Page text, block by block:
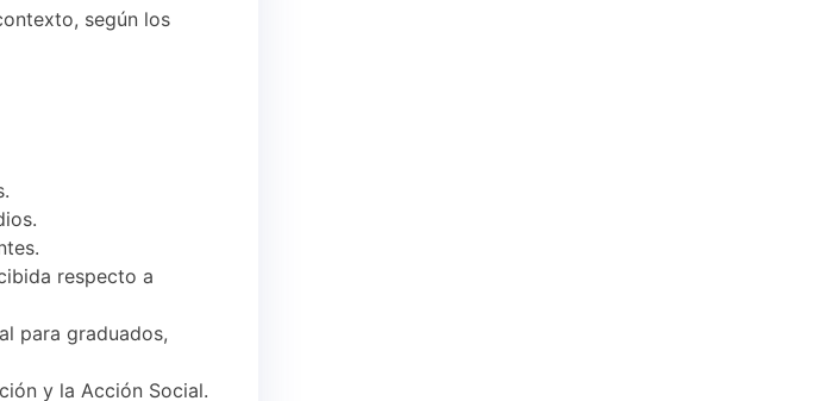
según los
respecto a
para graduados,
y la Acción Social.